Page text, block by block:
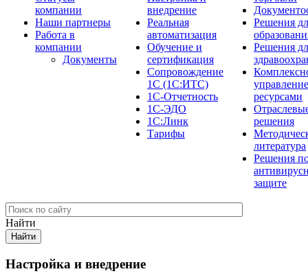
компании
Наши партнеры
Работа в
компании
Документы
внедрение
Реальная
автоматизация
Обучение и
сертификация
Сопровождение
1С (1С:ИТС)
1С-Отчетность
1С-ЭДО
1С:Линк
Тарифы
Решения
Решения
управление
ресурсами
решения
литература
Решения
защите
Найти
Настройка и внедрение